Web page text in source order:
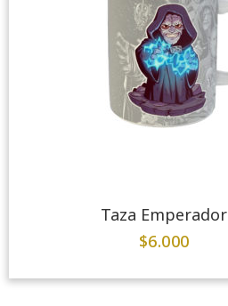
Taza Emperador
$6.000